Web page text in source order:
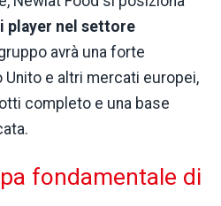
player nel settore
avrà una forte
Unito e altri mercati europei,
completo e una base
fondamentale di